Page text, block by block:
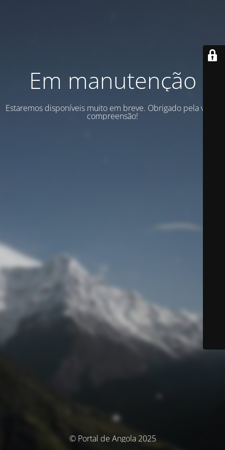
Em manutenção
Estaremos disponíveis muito em breve. Obrigado pela vossa
compreensão!
© Portal de Angola 2025